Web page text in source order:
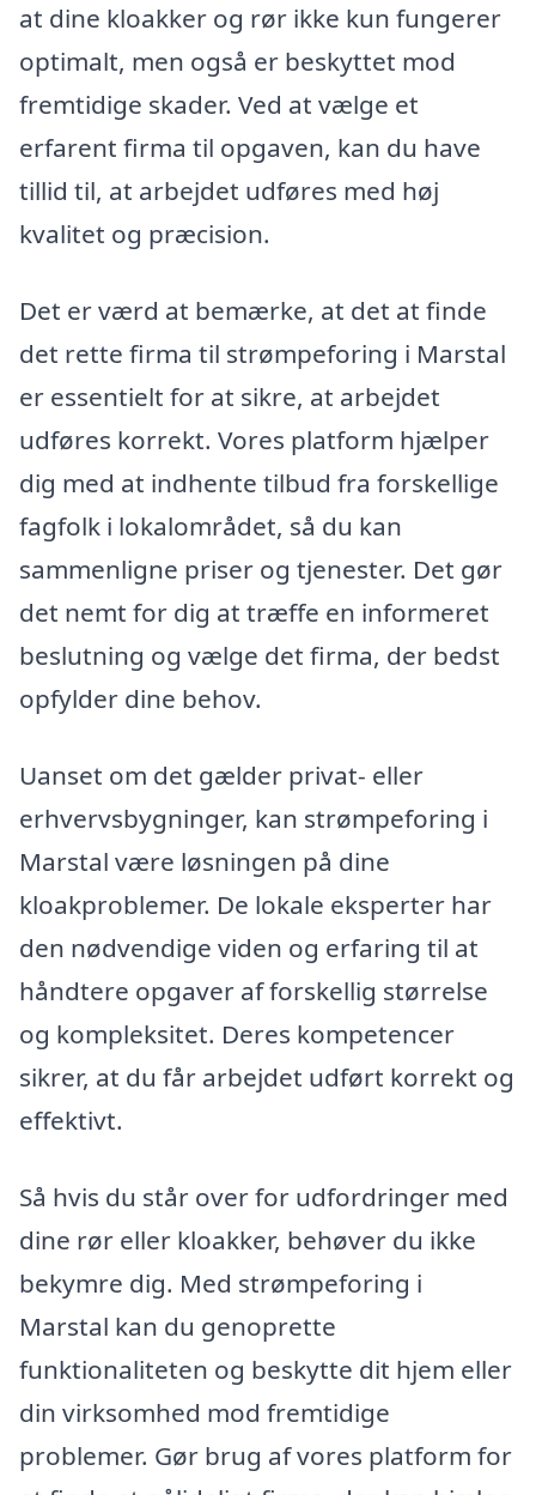
at dine kloakker og rør ikke kun fungerer
optimalt, men også er beskyttet mod
fremtidige skader. Ved at vælge et
erfarent firma til opgaven, kan du have
tillid til, at arbejdet udføres med høj
kvalitet og præcision.
Det er værd at bemærke, at det at finde
det rette firma til strømpeforing i Marstal
er essentielt for at sikre, at arbejdet
udføres korrekt. Vores platform hjælper
dig med at indhente tilbud fra forskellige
fagfolk i lokalområdet, så du kan
sammenligne priser og tjenester. Det gør
det nemt for dig at træffe en informeret
beslutning og vælge det firma, der bedst
opfylder dine behov.
Uanset om det gælder privat- eller
erhvervsbygninger, kan strømpeforing i
Marstal være løsningen på dine
kloakproblemer. De lokale eksperter har
den nødvendige viden og erfaring til at
håndtere opgaver af forskellig størrelse
og kompleksitet. Deres kompetencer
sikrer, at du får arbejdet udført korrekt og
effektivt.
Så hvis du står over for udfordringer med
dine rør eller kloakker, behøver du ikke
bekymre dig. Med strømpeforing i
Marstal kan du genoprette
funktionaliteten og beskytte dit hjem eller
din virksomhed mod fremtidige
problemer. Gør brug af vores platform for